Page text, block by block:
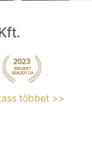
többet >>